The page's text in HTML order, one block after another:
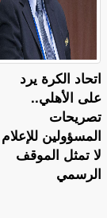
اتحاد الكرة يرد
على الأهلي..
تصريحات
المسؤولين للإعلام
لا تمثل الموقف
الرسمي